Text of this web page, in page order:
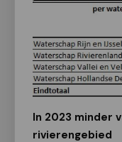
In 2023 minder
rivierengebied